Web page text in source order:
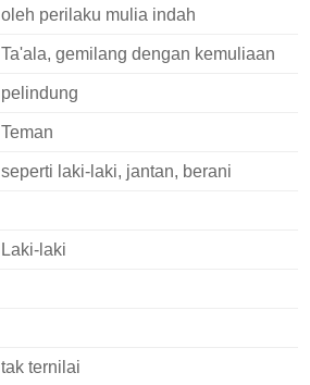
oleh perilaku mulia indah
Ta'ala, gemilang dengan kemuliaan
pelindung
Teman
seperti laki-laki, jantan, berani
Laki-laki
tak ternilai